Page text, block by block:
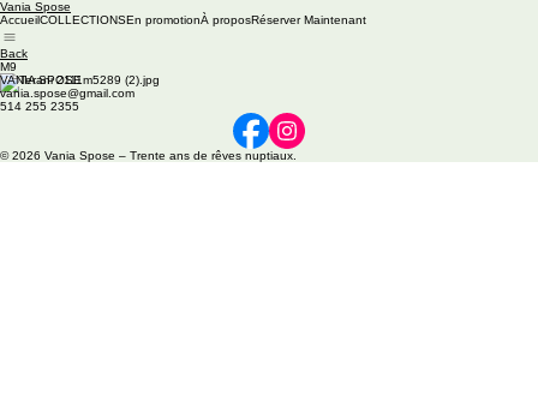
Vania Spose
AccueilCOLLECTIONSEn promotionÀ proposRéserver Maintenant
Back
M9
VANIA SPOSE
vania.spose@gmail.com
514 255 2355
© 2026 Vania Spose – Trente ans de rêves nuptiaux.